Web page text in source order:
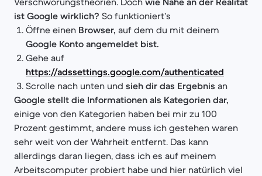
ist Google wirklich? So funktioniert’s
Öffne einen Browser, auf dem du mit deinem
Google Konto angemeldet bist.
Gehe auf
https://adssettings.google.com/authenticated
Scrolle nach unten und sieh dir das Ergebnis an
Google stellt die Informationen als Kategorien dar,
einige von den Kategorien haben bei mir zu 100
Prozent gestimmt, andere muss ich gestehen waren
sehr weit von der Wahrheit entfernt. Das kann
allerdings daran liegen, dass ich es auf meinem
Arbeitscomputer probiert habe und hier natürlich viel